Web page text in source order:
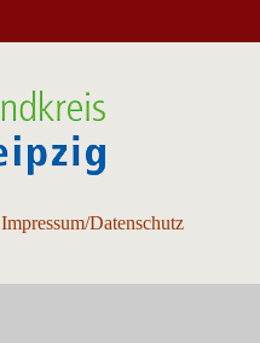
Impressum/Datenschutz